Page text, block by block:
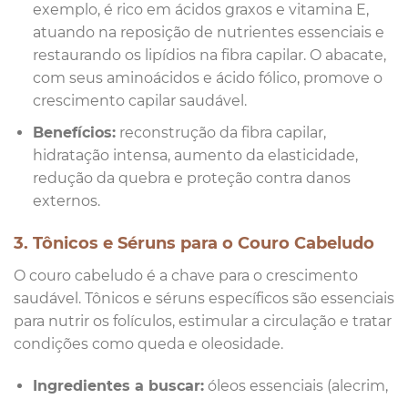
exemplo, é rico em ácidos graxos e vitamina E,
atuando na reposição de nutrientes essenciais e
restaurando os lipídios na fibra capilar. O abacate,
com seus aminoácidos e ácido fólico, promove o
crescimento capilar saudável.
Benefícios:reconstrução da fibra capilar,
hidratação intensa, aumento da elasticidade,
redução da quebra e proteção contra danos
externos.
3. Tônicos e Séruns para o Couro Cabeludo
O couro cabeludo é a chave para o crescimento
saudável. Tônicos e séruns específicos são essenciais
para nutrir os folículos, estimular a circulação e tratar
condições como queda e oleosidade.
Ingredientes a buscar:óleos essenciais (alecrim,